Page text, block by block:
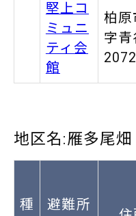
堅上コ
ミュニ
ティ会
館
柏原
字青
2072
地区名:雁多尾畑
種 避難所